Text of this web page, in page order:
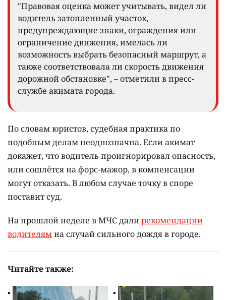
"Правовая оценка может учитывать, видел ли
водитель затопленный участок,
предупреждающие знаки, ограждения или
ограничение движения, имелась ли
возможность выбрать безопасный маршрут, а
также соответствовала ли скорость движения
дорожной обстановке", – отметили в пресс-
службе акимата города.
По словам юристов, судебная практика по
подобным делам неоднозначна. Если акимат
докажет, что водитель проигнорировал опасность,
или сошлётся на форс-мажор, в компенсации
могут отказать. В любом случае точку в споре
поставит суд.
На прошлой неделе в МЧС далирекомендации
водителямна случай сильного дождя в городе.
Читайте также: